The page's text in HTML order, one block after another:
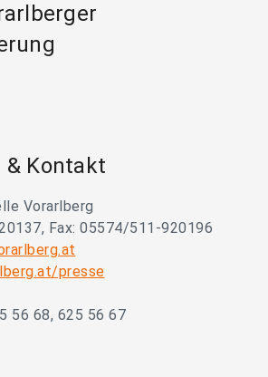
& Kontakt
Vorarlberg
Fax: 05574/511-920196
presse
56 68, 625 56 67